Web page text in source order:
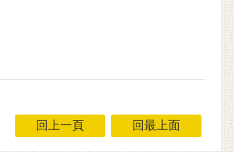
回上一頁 回最上面